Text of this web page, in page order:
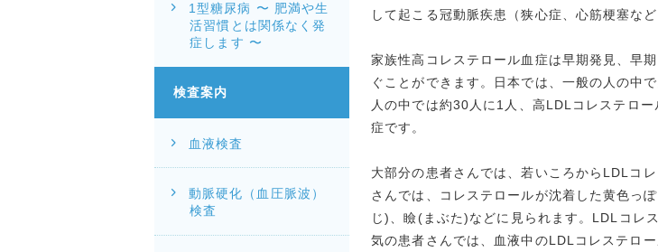
して起こる冠動脈疾患（狭心症、心筋梗塞な
家族性高コレステロール血症は早期発見、早
ぐことができます。日本では、一般の人の中
人の中では約30人に1人、高LDLコレステロ
症です。
大部分の患者さんでは、若いころからLDLコ
さんでは、コレステロールが沈着した黄色っ
じ)、瞼(まぶた)などに見られます。LDLコレ
気の患者さんでは、血液中のLDLコレステロ
1型糖尿病 〜 肥満や生
活習慣とは関係なく発
症します 〜
検査案内
血液検査
動脈硬化（血圧脈波）
検査